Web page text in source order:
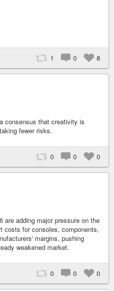
1 0 8
consensus that creativity is
fewer risks.
0 0 0
are adding major pressure on the
costs for consoles, components,
margins, pushing
weakened market.
0 0 0